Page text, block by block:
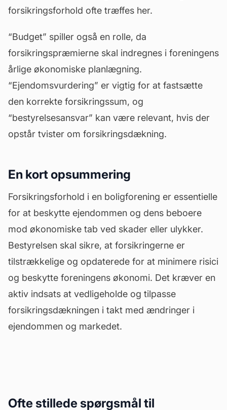
forsikringsforhold ofte træffes her.
“Budget” spiller også en rolle, da
forsikringspræmierne skal indregnes i foreningens
årlige økonomiske planlægning.
“Ejendomsvurdering” er vigtig for at fastsætte
den korrekte forsikringssum, og
“bestyrelsesansvar” kan være relevant, hvis der
opstår tvister om forsikringsdækning.
En kort opsummering
Forsikringsforhold i en boligforening er essentielle
for at beskytte ejendommen og dens beboere
mod økonomiske tab ved skader eller ulykker.
Bestyrelsen skal sikre, at forsikringerne er
tilstrækkelige og opdaterede for at minimere risici
og beskytte foreningens økonomi. Det kræver en
aktiv indsats at vedligeholde og tilpasse
forsikringsdækningen i takt med ændringer i
ejendommen og markedet.
Ofte stillede spørgsmål til